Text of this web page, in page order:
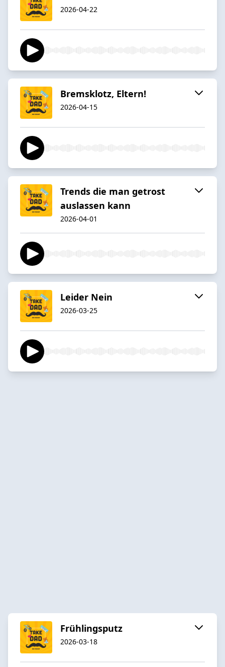
2026-04-22
Bremsklotz, Eltern!
2026-04-15
Trends die man getrost
auslassen kann
2026-04-01
Leider Nein
2026-03-25
Frühlingsputz
2026-03-18